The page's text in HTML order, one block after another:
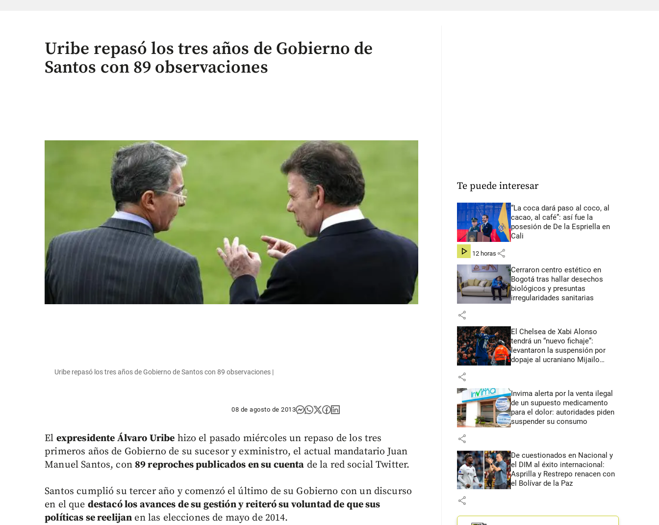
Uribe repasó los tres años de Gobierno de
Santos con 89 observaciones
Uribe repasó los tres años de Gobierno de Santos con 89 observaciones |
08 de agosto de 2013
El expresidente Álvaro Uribe hizo el pasado miércoles un repaso de los tres
primeros años de Gobierno de su sucesor y exministro, el actual mandatario Juan
Manuel Santos, con 89 reproches publicados en su cuenta de la red social Twitter.
Santos cumplió su tercer año y comenzó el último de su Gobierno con un discurso
en el que destacó los avances de su gestión y reiteró su voluntad de que sus
políticas se reelijan en las elecciones de mayo de 2014.
Te puede interesar
“La coca dará paso al coco, al
cacao, al café”: así fue la
posesión de De la Espriella en
Cali
hace 12 horas share
Cerraron centro estético en
Bogotá tras hallar desechos
biológicos y presuntas
irregularidades sanitarias
share
El Chelsea de Xabi Alonso
tendrá un “nuevo fichaje”:
levantaron la suspensión por
dopaje al ucraniano Mijailo
share
Invima alerta por la venta ilegal
de un supuesto medicamento
para el dolor: autoridades piden
suspender su consumo
share
De cuestionados en Nacional y
el DIM al éxito internacional:
Asprilla y Restrepo renacen con
el Bolívar de la Paz
share